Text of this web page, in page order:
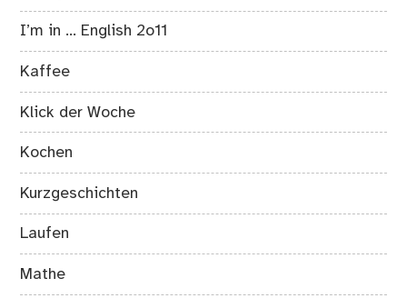
I’m in … English 2o11
Kaffee
Klick der Woche
Kochen
Kurzgeschichten
Laufen
Mathe